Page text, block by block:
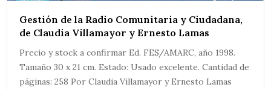
Gestión de la Radio Comunitaria y Ciudadana,
de Claudia Villamayor y Ernesto Lamas
Precio y stock a confirmar Ed. FES/AMARC, año 1998.
Tamaño 30 x 21 cm. Estado: Usado excelente. Cantidad de
páginas: 258 Por Claudia Villamayor y Ernesto Lamas